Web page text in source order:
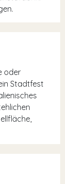
oder
Stadtfest